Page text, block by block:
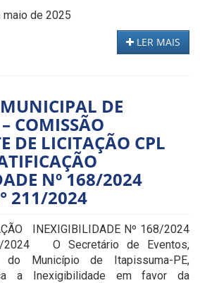
de 2025
LER MAIS
DE
COMISSÃO
DE LICITAÇÃO CPL
Nº 168/2024
211/2024
INEXIGIBILIDADE Nº 168/2024
2024 O Secretário de Eventos,
Município de Itapissuma-PE,
a Inexigibilidade em favor da